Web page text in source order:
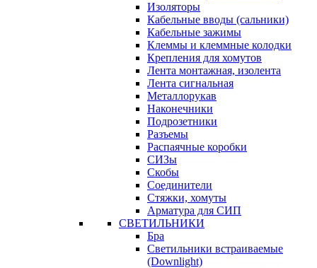
Изоляторы
Кабельные вводы (сальники)
Кабельные зажимы
Клеммы и клеммные колодки
Крепления для хомутов
Лента монтажная, изолента
Лента сигнальная
Металлорукав
Наконечники
Подрозетники
Разъемы
Распаячные коробки
СИЗы
Скобы
Соединители
Стяжки, хомуты
Арматура для СИП
СВЕТИЛЬНИКИ
Бра
Светильники встраиваемые
(Downlight)